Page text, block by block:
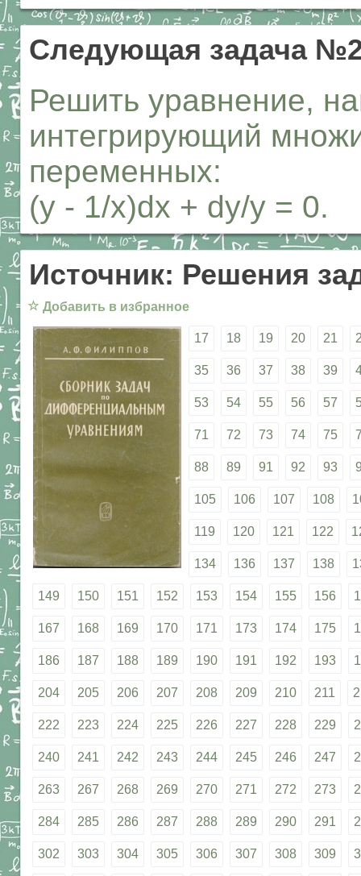
Следующая задача
Решить уравнение,
интегрирующий
переменных:
(y - 1/x)dx + dy/y = 0.
Источник: Решения
☆ Добавить в избранное
17 18 19 20 21
35 36 37 38 39
53 54 55 56 57
71 72 73 74 75
88 89 91 92 93
105 106 107 108
119 120 121 122
134 136 137 138
149 150 151 152 153 154 155 156
167 168 169 170 171 173 174 175
186 187 188 189 190 191 192 193
204 205 206 207 208 209 210 211
222 223 224 225 226 227 228 229
240 241 242 243 244 245 246 247
263 267 268 269 270 271 272 273
284 285 286 287 288 289 290 291
302 303 304 305 306 307 308 309